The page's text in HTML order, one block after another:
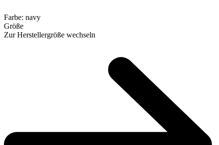
Farbe: navy
Größe
Zur Herstellergröße wechseln